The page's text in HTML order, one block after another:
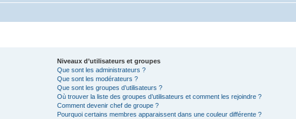
Niveaux d’utilisateurs et groupes
Que sont les administrateurs ?
Que sont les modérateurs ?
Que sont les groupes d’utilisateurs ?
Où trouver la liste des groupes d’utilisateurs et comment les rejoindre ?
Comment devenir chef de groupe ?
Pourquoi certains membres apparaissent dans une couleur différente ?